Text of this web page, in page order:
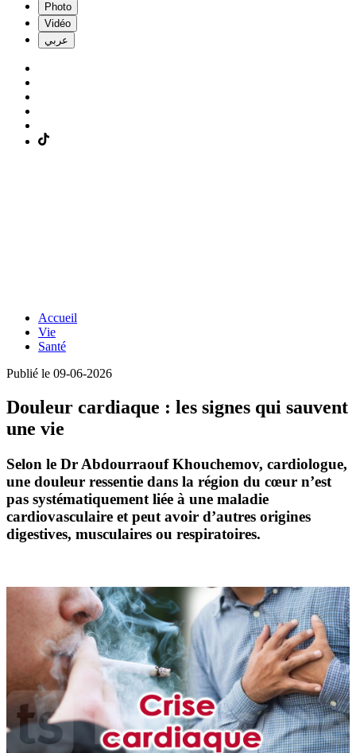
Photo
Vidéo
عربي
Accueil
Vie
Santé
Publié le 09-06-2026
Douleur cardiaque : les signes qui sauvent
une vie
Selon le Dr Abdourraouf Khouchemov, cardiologue,
une douleur ressentie dans la région du cœur n’est
pas systématiquement liée à une maladie
cardiovasculaire et peut avoir d’autres origines
digestives, musculaires ou respiratoires.